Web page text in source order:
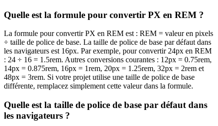
Quelle est la formule pour convertir PX en REM ?
La formule pour convertir PX en REM est : REM = valeur en pixels
÷ taille de police de base. La taille de police de base par défaut dans
les navigateurs est 16px. Par exemple, pour convertir 24px en REM
: 24 ÷ 16 = 1.5rem. Autres conversions courantes : 12px = 0.75rem,
14px = 0.875rem, 16px = 1rem, 20px = 1.25rem, 32px = 2rem et
48px = 3rem. Si votre projet utilise une taille de police de base
différente, remplacez simplement cette valeur dans la formule.
Quelle est la taille de police de base par défaut dans
les navigateurs ?